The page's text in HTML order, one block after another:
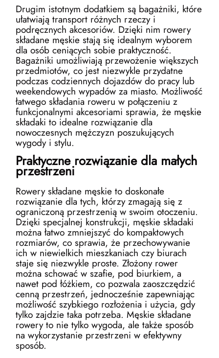
Drugim istotnym dodatkiem są bagażniki, które
ułatwiają transport różnych rzeczy i
podręcznych akcesoriów. Dzięki nim rowery
składane męskie stają się idealnym wyborem
dla osób ceniących sobie praktyczność.
Bagażniki umożliwiają przewożenie większych
przedmiotów, co jest niezwykle przydatne
podczas codziennych dojazdów do pracy lub
weekendowych wypadów za miasto. Możliwość
łatwego składania roweru w połączeniu z
funkcjonalnymi akcesoriami sprawia, że męskie
składaki to idealne rozwiązanie dla
nowoczesnych mężczyzn poszukujących
wygody i stylu.
Praktyczne rozwiązanie dla małych
przestrzeni
Rowery składane męskie to doskonałe
rozwiązanie dla tych, którzy zmagają się z
ograniczoną przestrzenią w swoim otoczeniu.
Dzięki specjalnej konstrukcji, męskie składaki
można łatwo zmniejszyć do kompaktowych
rozmiarów, co sprawia, że przechowywanie
ich w niewielkich mieszkaniach czy biurach
staje się niezwykle proste. Złożony rower
można schować w szafie, pod biurkiem, a
nawet pod łóżkiem, co pozwala zaoszczędzić
cenną przestrzeń, jednocześnie zapewniając
możliwość szybkiego rozłożenia i użycia, gdy
tylko zajdzie taka potrzeba. Męskie składane
rowery to nie tylko wygoda, ale także sposób
na wykorzystanie przestrzeni w efektywny
sposób.